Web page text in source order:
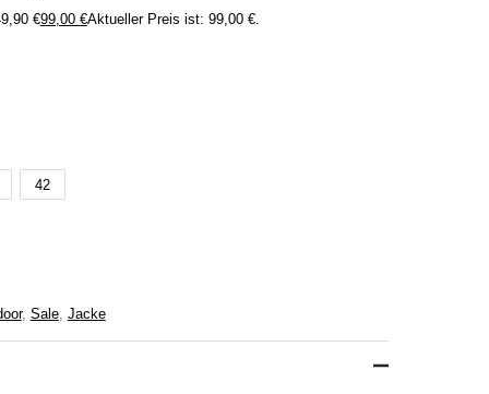
€99,00 €Aktueller Preis ist: 99,00 €.
42
, Sale, Jacke